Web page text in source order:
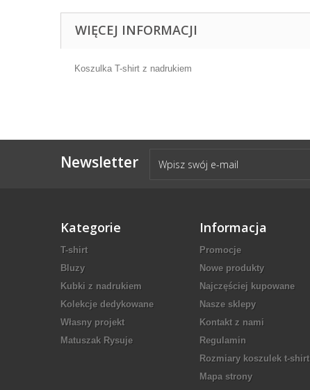
WIĘCEJ INFORMACJI
Koszulka T-shirt z nadrukiem
Newsletter
Kategorie
T-shirt
Bluzy
Kubki z nadrukiem
Kolekcje dedykowane
Własny projekt
Matuszak Rysuje
Informacja
Promocje
Nowe produkty
Najczęściej kupowane
Nasze sklepy
Kontakt z nami
Regulamin
Rozmiary koszulek t-shirt
Mapa strony